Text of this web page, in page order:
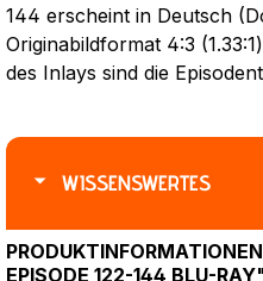
144 erscheint in Deutsch
Originabildformat 4:3
des Inlays sind die
WISSENSWERTES
EPISODE 122-144 BLU-